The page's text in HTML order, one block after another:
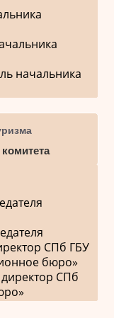
начальника
СПб ГБУ
бюро»
СПб